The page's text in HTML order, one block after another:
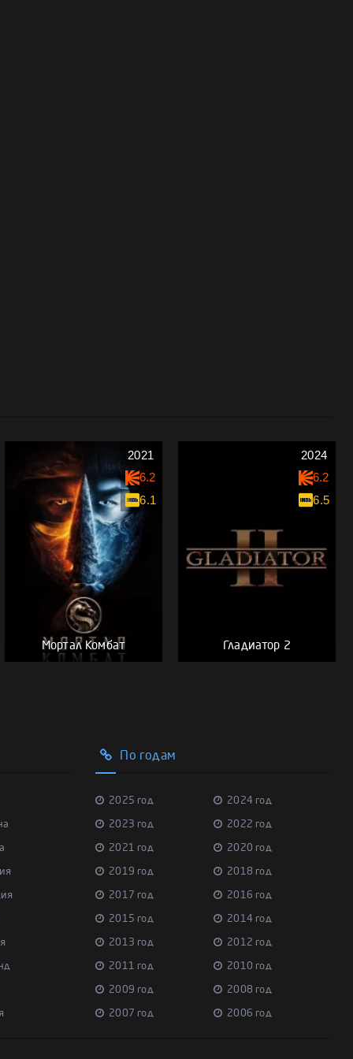
Мортал Комбат
2021
6.2
6.1
Гладиатор 2
2024
6.2
6.5
По годам
2025 год 2024 год
2023 год 2022 год
2021 год 2020 год
2019 год 2018 год
2017 год 2016 год
2015 год 2014 год
2013 год 2012 год
2011 год 2010 год
2009 год 2008 год
2007 год 2006 год